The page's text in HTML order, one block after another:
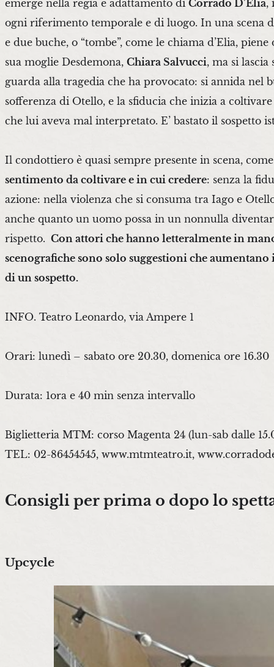
emerge nella regia e adattamento di Corrado D’Elia,
ogni riferimento temporale e di luogo. In una scena
e due buche, o “tombe”, come le chiama d’Elia,
sua moglie Desdemona, Chiara Salvucci, ma si
guarda alla tragedia che ha provocato: si annida nel
sofferenza di Otello, e la sfiducia che inizia a
che lui aveva mal interpretato. E’ bastato il sospetto
Il condottiero è quasi sempre presente in scena,
sentimento da coltivare e in cui credere: senza la
azione: nella violenza che si consuma tra Iago e
anche quanto un uomo possa in un nonnulla
rispetto. Con attori che hanno letteralmente in
scenografiche sono solo suggestioni che
di un sospetto.
INFO. Teatro Leonardo, via Ampere 1
Orari: lunedì – sabato ore 20.30, domenica ore 16.30
Durata: 1ora e 40 min senza intervallo
Biglietteria MTM: corso Magenta 24 (lun-sab dalle
TEL: 02-86454545, www.mtmteatro.it,
Consigli per prima o dopo lo
Upcycle